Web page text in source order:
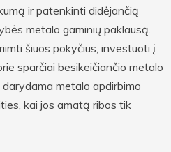
ir patenkinti didėjančią
metalo gaminių paklausą.
šiuos pokyčius, investuoti į
sparčiai besikeičiančio metalo
metalo apdirbimo
kai jos amatą ribos tik